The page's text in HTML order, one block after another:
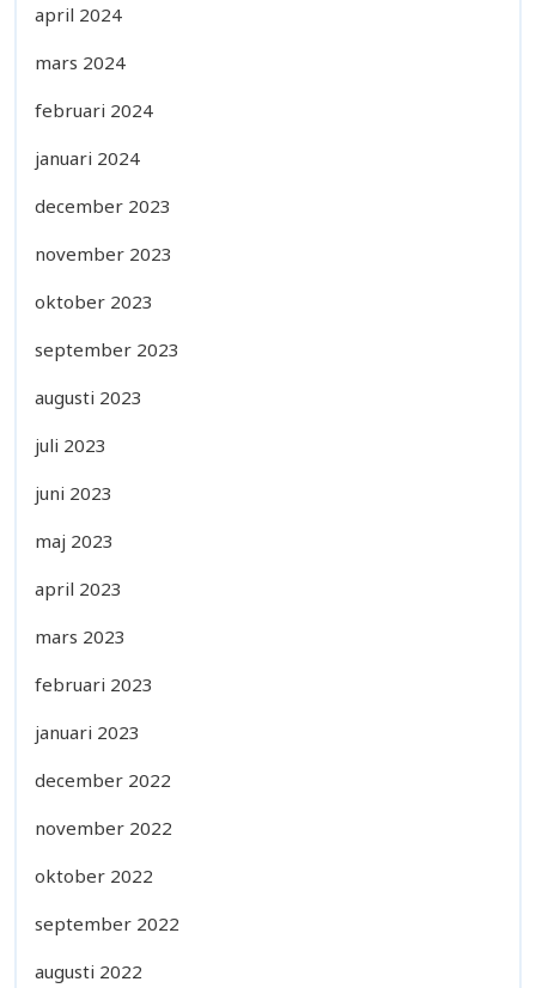
april 2024
mars 2024
februari 2024
januari 2024
december 2023
november 2023
oktober 2023
september 2023
augusti 2023
juli 2023
juni 2023
maj 2023
april 2023
mars 2023
februari 2023
januari 2023
december 2022
november 2022
oktober 2022
september 2022
augusti 2022